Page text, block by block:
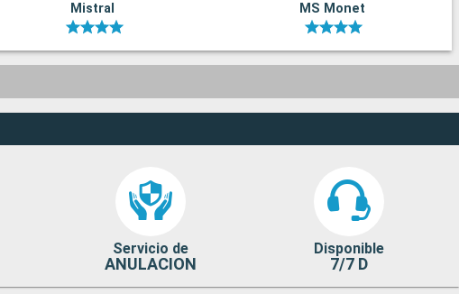
Mistral MS Monet
Servicio de
ANULACION
Disponible
7/7 D